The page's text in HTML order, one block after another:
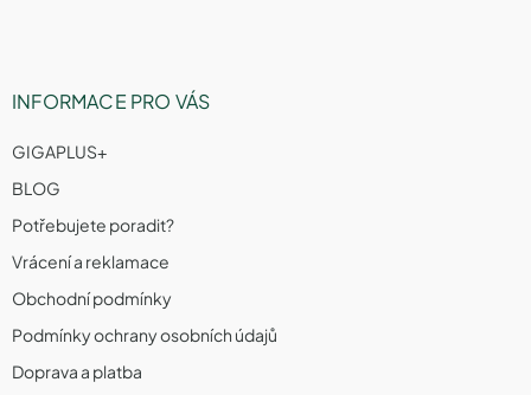
INFORMACE PRO VÁS
GIGAPLUS+
BLOG
Potřebujete poradit?
Vrácení a reklamace
Obchodní podmínky
Podmínky ochrany osobních údajů
Doprava a platba